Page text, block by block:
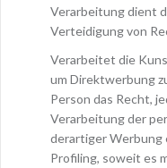
Verarbeitung dient
Verteidigung von
Verarbeitet die
um Direktwerbung
Person das Recht,
Verarbeitung der
derartiger Werbung
Profiling, soweit es